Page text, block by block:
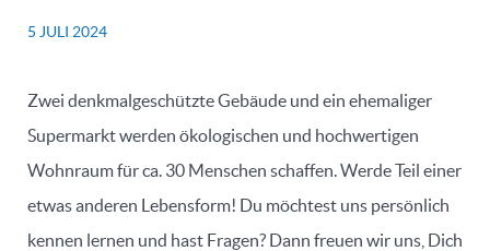
5 JULI 2024
Zwei denkmalgeschützte Gebäude und ein ehemaliger
Supermarkt werden ökologischen und hochwertigen
Wohnraum für ca. 30 Menschen schaffen. Werde Teil einer
etwas anderen Lebensform! Du möchtest uns persönlich
kennen lernen und hast Fragen? Dann freuen wir uns, Dich